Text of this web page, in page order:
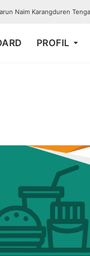
Naim Karangduren
PROFIL